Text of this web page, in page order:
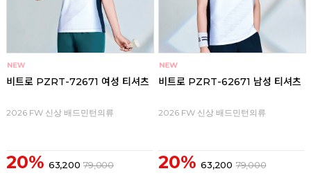
비트로 PZRT-72671 여성 티셔츠
2026 FW 신상 배드민턴의류
20% 63,200 79,000
비트로 PZRT-62671 남성 티셔츠
2026 FW 신상 배드민턴의류
20% 63,200 79,000